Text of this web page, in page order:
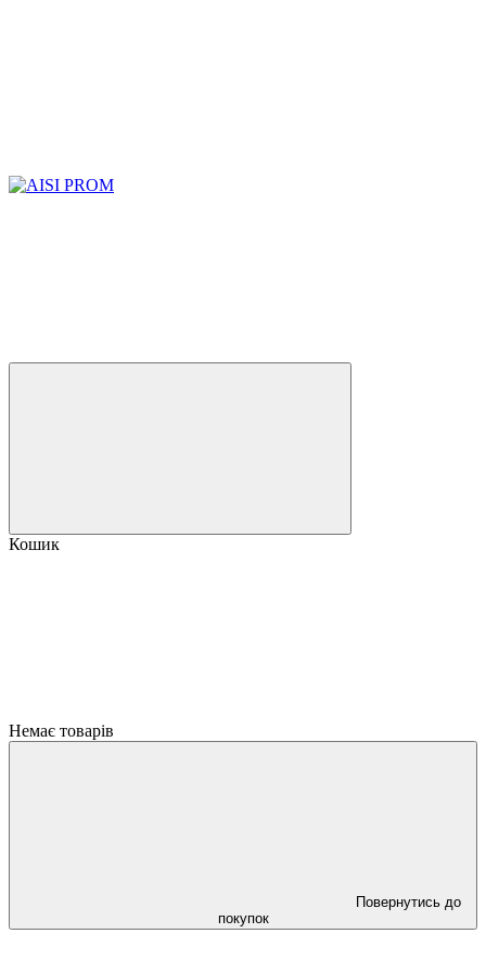
Кошик
Немає товарів
Повернутись до
покупок